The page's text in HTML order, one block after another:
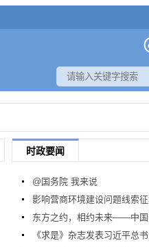
时政要闻
@国务院 我来说
影响营商环境建设问题线索
东方之约，相约未来——中
《求是》杂志发表习近平总